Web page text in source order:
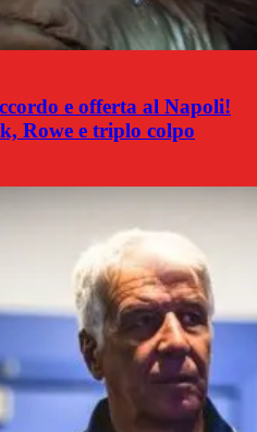
e offerta al Napoli!
Rowe e triplo colpo